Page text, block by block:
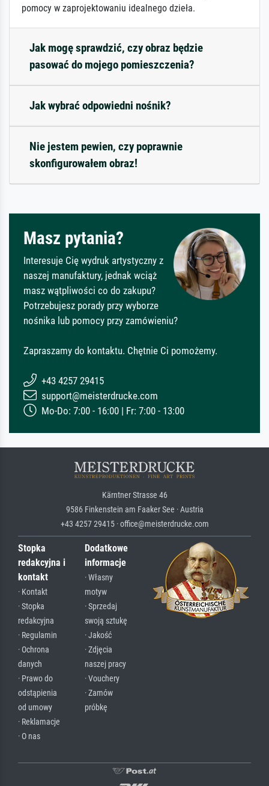
pomocy w zaprojektowaniu idealnego dzieła.
Jak mogę sprawdzić, czy obraz będzie
pasować do mojego pomieszczenia?
Jak wybrać odpowiedni nośnik?
Nie jestem pewien, czy poprawnie
skonfigurowałem obraz!
Masz pytania?
Interesuje Cię wydruk artystyczny z
naszej manufaktury, jednak wciąż
masz wątpliwości co do zakupu?
Potrzebujesz porady przy wyborze
nośnika lub pomocy przy zamówieniu?
Zapraszamy do kontaktu. Chętnie Ci pomożemy.
+43 4257 29415
support@meisterdrucke.com
Mo-Do: 7:00 - 16:00 | Fr: 7:00 - 13:00
Kärntner Strasse 46
9586 Finkenstein am Faaker See · Austria
+43 4257 29415 · office@meisterdrucke.com
Stopka
redakcyjna i
kontakt
· Kontakt
· Stopka
redakcyjna
· Regulamin
· Ochrona
danych
· Prawo do
odstąpienia
od umowy
· Reklamacje
· O nas
Dodatkowe
informacje
· Własny
motyw
· Sprzedaj
swoją sztukę
· Jakość
· Zdjęcia
naszej pracy
· Vouchery
· Zamów
próbkę